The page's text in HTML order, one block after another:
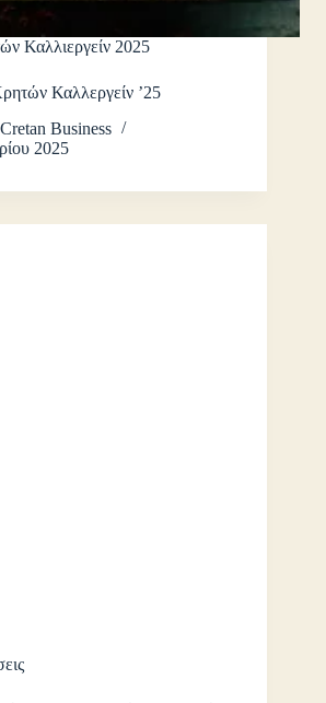
Καλλιεργείν 2025
Καλλεργείν ’25
Business
2025